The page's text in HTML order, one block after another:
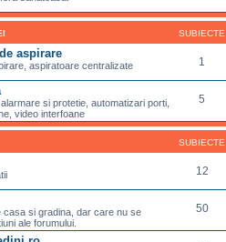
SUBIECTE
aspirare
aspiratoare centralizate 1
si protetie, automatizari porti,
video interfoane
5
SUBIECTE
12
casa si gradina, dar care nu se
ale forumului.
50